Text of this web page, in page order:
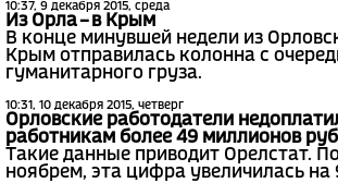
10:37, 9 декабря 2015, среда
Из Орла – в Крым
В конце минувшей недели из
Крым отправилась колонна с
гуманитарного груза.
10:31, 10 декабря 2015, четверг
Орловские работодатели
работникам более 49 миллионов
Такие данные приводит Орелстат.
ноябрем, эта цифра увеличилась на